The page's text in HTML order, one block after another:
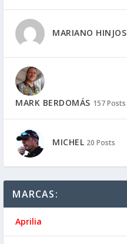
MARIANO HINJOS
MARK BERDOMÁS 157 Posts
MICHEL 20 Posts
MARCAS:
Aprilia